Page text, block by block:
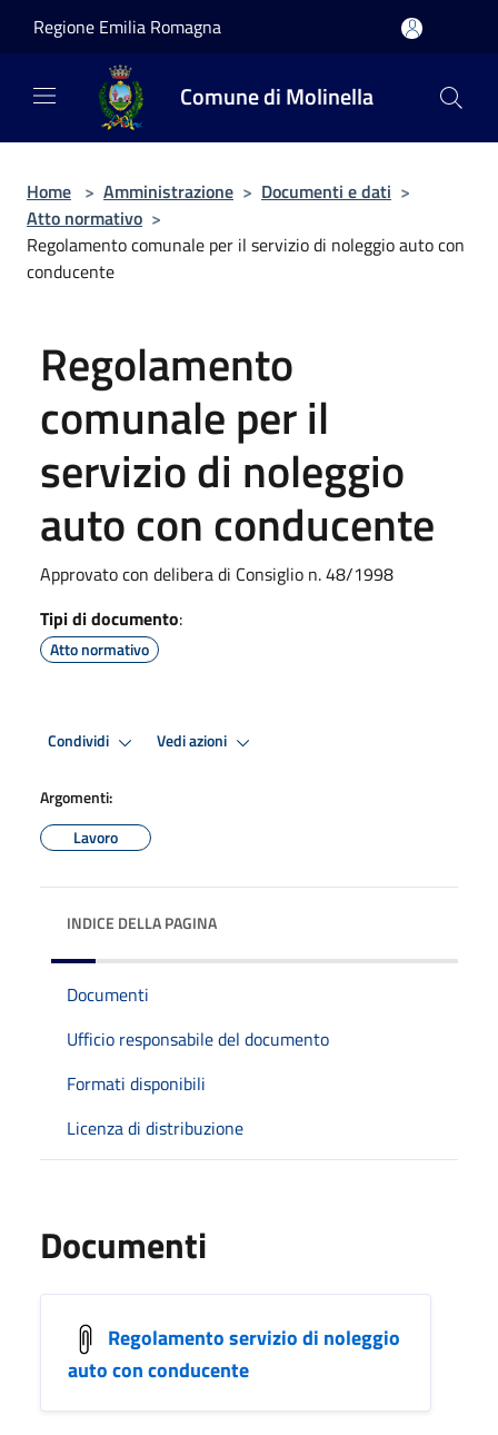
Regione Emilia Romagna
Comune di Molinella
Home > Amministrazione > Documenti e dati >
Atto normativo >
Regolamento comunale per il servizio di noleggio auto con
conducente
Regolamento
comunale per il
servizio di noleggio
auto con conducente
Approvato con delibera di Consiglio n. 48/1998
Tipi di documento:
Atto normativo
Condividi Vedi azioni
Argomenti:
Lavoro
INDICE DELLA PAGINA
Documenti
Ufficio responsabile del documento
Formati disponibili
Licenza di distribuzione
Documenti
Regolamento servizio di noleggio
auto con conducente